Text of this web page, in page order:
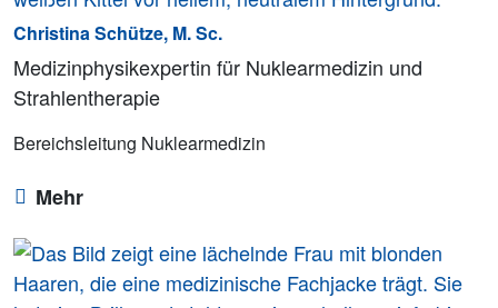
Christina Schütze, M. Sc.
Medizinphysikexpertin für Nuklearmedizin und
Strahlentherapie
Bereichsleitung Nuklearmedizin
Mehr